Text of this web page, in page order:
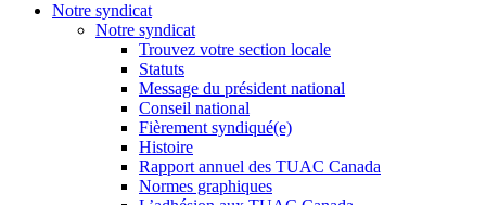
Notre syndicat
Notre syndicat
Trouvez votre section locale
Statuts
Message du président national
Conseil national
Fièrement syndiqué(e)
Histoire
Rapport annuel des TUAC Canada
Normes graphiques